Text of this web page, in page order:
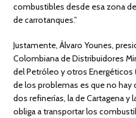
combustibles desde esa zona
de carrotanques.”
Justamente, Álvaro Younes,
Colombiana de Distribuidores
del Petróleo y otros Energéticos
de los problemas es que no
dos refinerías, la de Cartagena y
obliga a transportar los